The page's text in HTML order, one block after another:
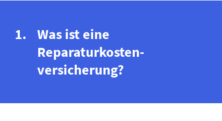
Was ist eine
Reparaturkosten­
versicherung?